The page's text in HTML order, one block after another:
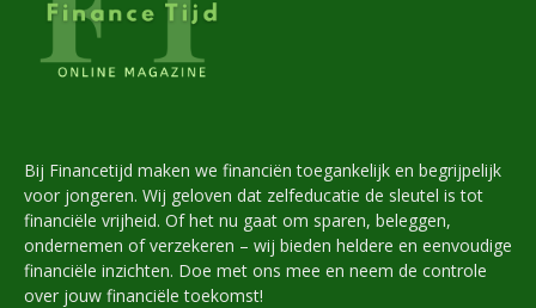
Bij Financetijd maken we financiën toegankelijk en begrijpelijk
voor jongeren. Wij geloven dat zelfeducatie de sleutel is tot
financiële vrijheid. Of het nu gaat om sparen, beleggen,
ondernemen of verzekeren – wij bieden heldere en eenvoudige
financiële inzichten. Doe met ons mee en neem de controle
over jouw financiële toekomst!